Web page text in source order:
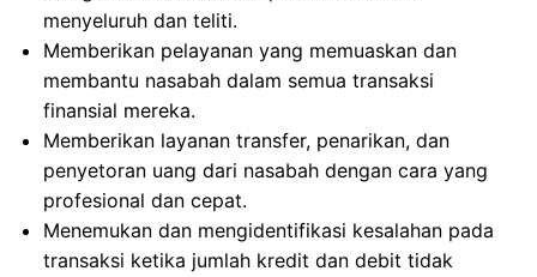
menyeluruh dan teliti.
Memberikan pelayanan yang memuaskan dan
membantu nasabah dalam semua transaksi
finansial mereka.
Memberikan layanan transfer, penarikan, dan
penyetoran uang dari nasabah dengan cara yang
profesional dan cepat.
Menemukan dan mengidentifikasi kesalahan pada
transaksi ketika jumlah kredit dan debit tidak